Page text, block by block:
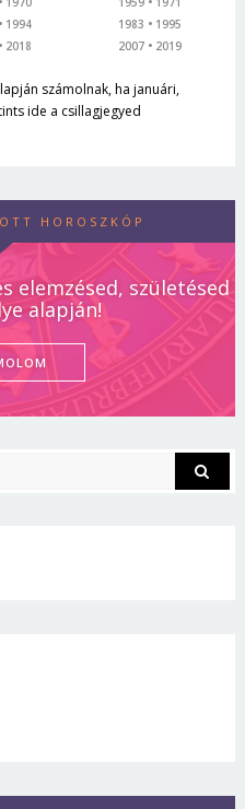
1994
2018
1983
1995
2007
2019
számolnak, ha januári,
ide a csillagjegyed
HOROSZKÓP
elemzésed, születésed
alapján!